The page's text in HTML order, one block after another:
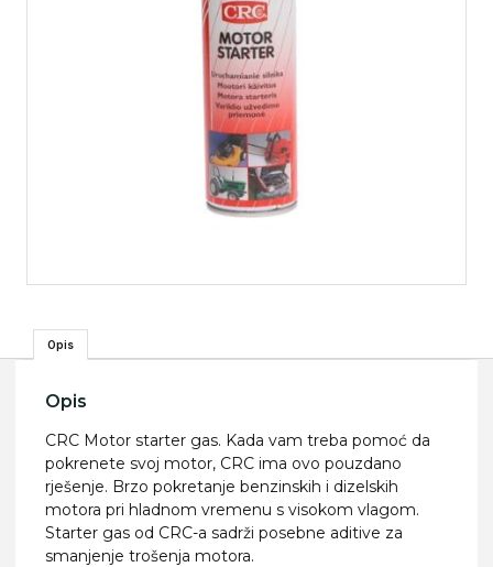
Opis
Opis
CRC Motor starter gas. Kada vam treba pomoć da
pokrenete svoj motor, CRC ima ovo pouzdano
rješenje. Brzo pokretanje benzinskih i dizelskih
motora pri hladnom vremenu s visokom vlagom.
Starter gas od CRC-a sadrži posebne aditive za
smanjenje trošenja motora.